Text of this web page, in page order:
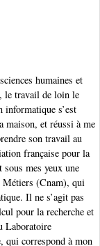
humaines et
le travail de loin le
s’est
maison, et réussi à me
son travail au
française pour la
mes yeux une
Métiers (Cnam), qui
Il ne s’agit pas
pour la recherche et
Laboratoire
qui correspond à mon